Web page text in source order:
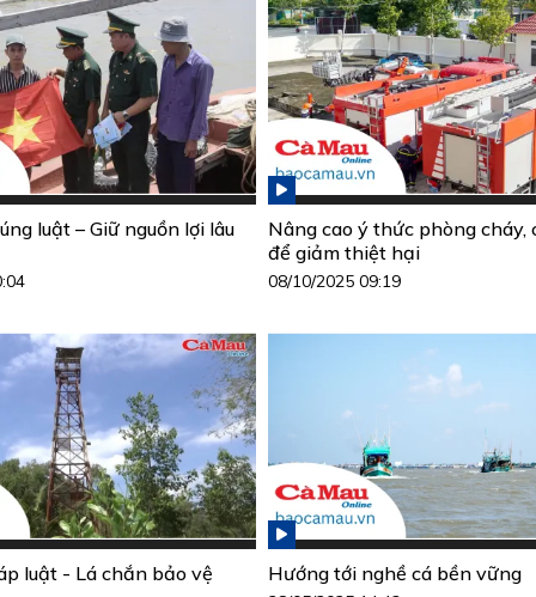
luật – Giữ nguồn lợi lâu
Nâng cao ý thức phòng cháy,
để giảm thiệt hại
08/10/2025 09:19
luật - Lá chắn bảo vệ Hướng tới nghề cá bền vững